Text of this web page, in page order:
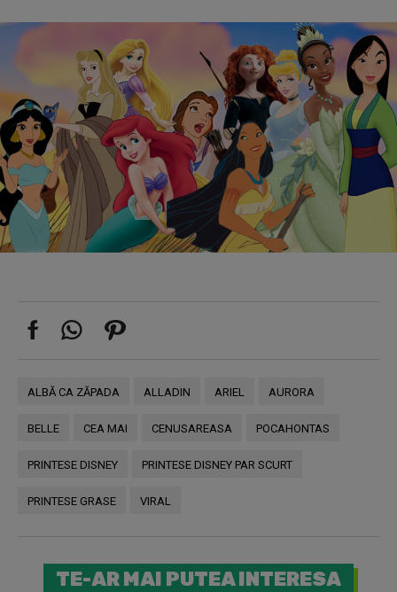
ALBĂ CA ZĂPADA ALLADIN ARIEL AURORA
BELLE CEA MAI CENUSAREASA POCAHONTAS
PRINTESE DISNEY PRINTESE DISNEY PAR SCURT
PRINTESE GRASE VIRAL
TE-AR MAI PUTEA INTERESA